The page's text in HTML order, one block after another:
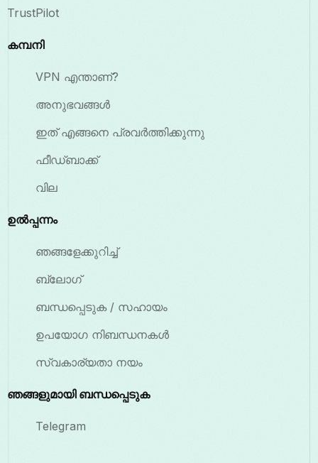
TrustPilot
കമ്പനി
VPN എന്താണ്?
അനുഭവങ്ങൾ
ഇത് എങ്ങനെ പ്രവർത്തിക്കുന്നു
ഫീഡ്ബാക്ക്
വില
ഉൽപ്പന്നം
ഞങ്ങളേക്കുറിച്ച്
ബ്ലോഗ്
ബന്ധപ്പെടുക / സഹായം
ഉപയോഗ നിബന്ധനകൾ
സ്വകാര്യതാ നയം
ഞങ്ങളുമായി ബന്ധപ്പെടുക
Telegram